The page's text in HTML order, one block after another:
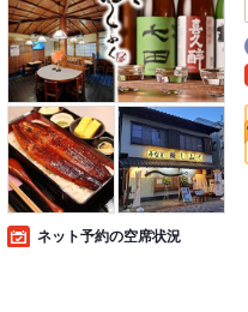
ネット予約の空席状況